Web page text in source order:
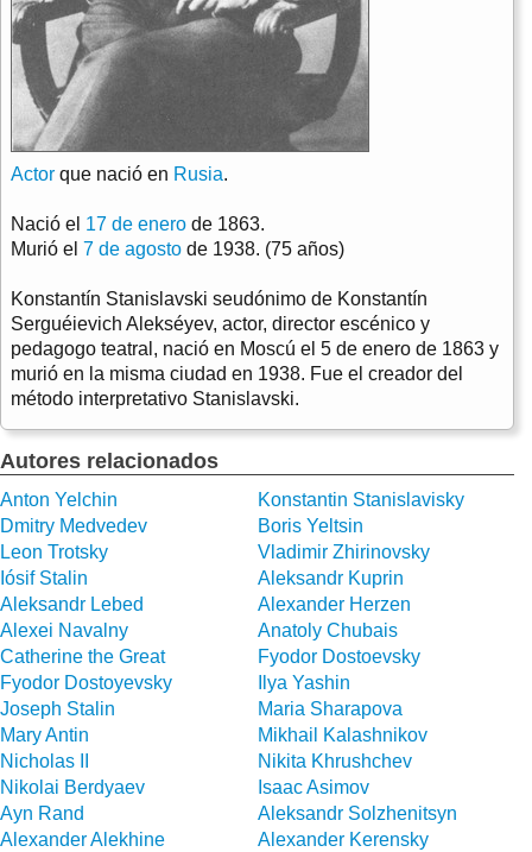
Actor que nació en Rusia.
Nació el 17 de enero de 1863.
Murió el 7 de agosto de 1938. (75 años)
Konstantín Stanislavski seudónimo de Konstantín
Serguéievich Alekséyev, actor, director escénico y
pedagogo teatral, nació en Moscú el 5 de enero de 1863 y
murió en la misma ciudad en 1938. Fue el creador del
método interpretativo Stanislavski.
Autores relacionados
Anton Yelchin
Konstantin Stanislavisky
Dmitry Medvedev
Boris Yeltsin
Leon Trotsky
Vladimir Zhirinovsky
Iósif Stalin
Aleksandr Kuprin
Aleksandr Lebed
Alexander Herzen
Alexei Navalny
Anatoly Chubais
Catherine the Great
Fyodor Dostoevsky
Fyodor Dostoyevsky
Ilya Yashin
Joseph Stalin
Maria Sharapova
Mary Antin
Mikhail Kalashnikov
Nicholas II
Nikita Khrushchev
Nikolai Berdyaev
Isaac Asimov
Ayn Rand
Aleksandr Solzhenitsyn
Alexander Alekhine
Alexander Kerensky